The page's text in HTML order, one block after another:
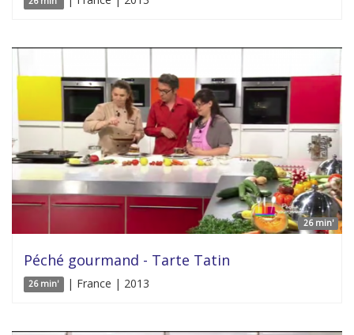
26 min'
Péché gourmand - Tarte Tatin
26 min' | France | 2013